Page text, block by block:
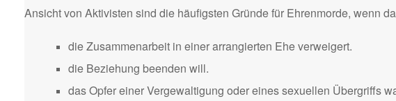
Ansicht von Aktivisten sind die häufigsten Gründe für Ehrenmorde, wenn
die Zusammenarbeit in einer arrangierten Ehe verweigert.
die Beziehung beenden will.
das Opfer einer Vergewaltigung oder eines sexuellen Übergriffs